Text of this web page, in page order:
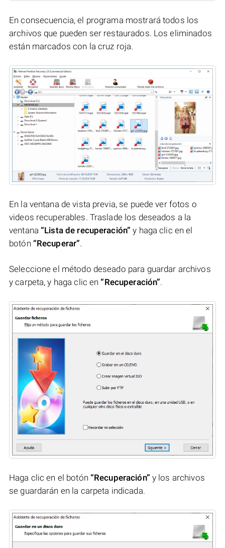
En consecuencia, el programa mostrará todos los
archivos que pueden ser restaurados. Los eliminados
están marcados con la cruz roja.
En la ventana de vista previa, se puede ver fotos o
videos recuperables. Traslade los deseados a la
ventana “Lista de recuperación” y haga clic en el
botón “Recuperar”.
Seleccione el método deseado para guardar archivos
y carpeta, y haga clic en “Recuperación”.
Haga clic en el botón “Recuperación” y los archivos
se guardarán en la carpeta indicada.